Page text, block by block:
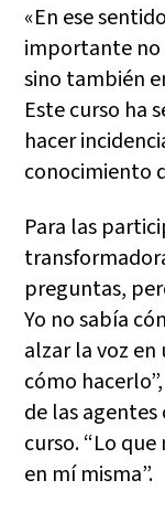
«En ese
importante no
sino también
Este curso ha
hacer
conocimiento
Para las
preguntas,
Yo no sabía
alzar la voz en
cómo
de las
curso. “Lo
en mí misma”.